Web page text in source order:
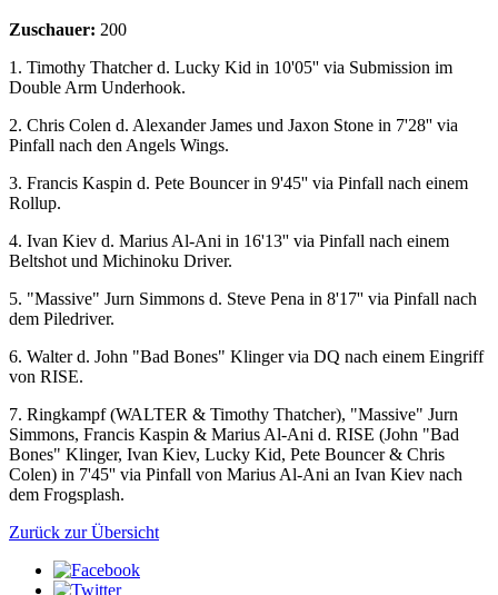
Zuschauer: 200
1. Timothy Thatcher d. Lucky Kid in 10'05'' via Submission im
Double Arm Underhook.
2. Chris Colen d. Alexander James und Jaxon Stone in 7'28'' via
Pinfall nach den Angels Wings.
3. Francis Kaspin d. Pete Bouncer in 9'45'' via Pinfall nach einem
Rollup.
4. Ivan Kiev d. Marius Al-Ani in 16'13'' via Pinfall nach einem
Beltshot und Michinoku Driver.
5. "Massive" Jurn Simmons d. Steve Pena in 8'17'' via Pinfall nach
dem Piledriver.
6. Walter d. John "Bad Bones" Klinger via DQ nach einem Eingriff
von RISE.
7. Ringkampf (WALTER & Timothy Thatcher), "Massive" Jurn
Simmons, Francis Kaspin & Marius Al-Ani d. RISE (John "Bad
Bones" Klinger, Ivan Kiev, Lucky Kid, Pete Bouncer & Chris
Colen) in 7'45'' via Pinfall von Marius Al-Ani an Ivan Kiev nach
dem Frogsplash.
Zurück zur Übersicht